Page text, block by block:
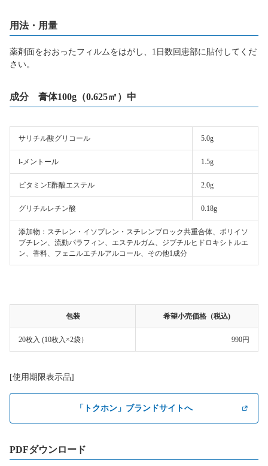
用法・用量
薬剤面をおおったフィルムをはがし、1日数回患部に貼付してくだ
さい。
成分 膏体100g（0.625㎡）中
サリチル酸グリコール 5.0g
l-メントール 1.5g
ビタミンE酢酸エステル 2.0g
グリチルレチン酸 0.18g
添加物：スチレン・イソプレン・スチレンブロック共重合体、ポリイソ
ブチレン、流動パラフィン、エステルガム、ジブチルヒドロキシトルエ
ン、香料、フェニルエチルアルコール、その他1成分
包装 希望小売価格（税込)
20枚入 (10枚入×2袋） 990円
[使用期限表示品]
「トクホン」ブランドサイトへ
PDFダウンロード